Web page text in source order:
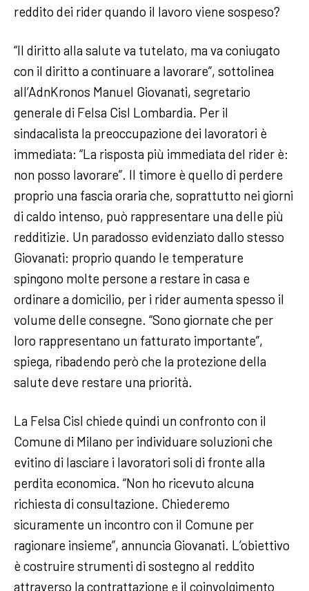
reddito dei rider quando il lavoro viene sospeso?
“Il diritto alla salute va tutelato, ma va coniugato
con il diritto a continuare a lavorare”, sottolinea
all’AdnKronos Manuel Giovanati, segretario
generale di Felsa Cisl Lombardia. Per il
sindacalista la preoccupazione dei lavoratori è
immediata: “La risposta più immediata del rider è:
non posso lavorare”. Il timore è quello di perdere
proprio una fascia oraria che, soprattutto nei giorni
di caldo intenso, può rappresentare una delle più
redditizie. Un paradosso evidenziato dallo stesso
Giovanati: proprio quando le temperature
spingono molte persone a restare in casa e
ordinare a domicilio, per i rider aumenta spesso il
volume delle consegne. “Sono giornate che per
loro rappresentano un fatturato importante”,
spiega, ribadendo però che la protezione della
salute deve restare una priorità.
La Felsa Cisl chiede quindi un confronto con il
Comune di Milano per individuare soluzioni che
evitino di lasciare i lavoratori soli di fronte alla
perdita economica. “Non ho ricevuto alcuna
richiesta di consultazione. Chiederemo
sicuramente un incontro con il Comune per
ragionare insieme”, annuncia Giovanati. L’obiettivo
è costruire strumenti di sostegno al reddito
attraverso la contrattazione e il coinvolgimento